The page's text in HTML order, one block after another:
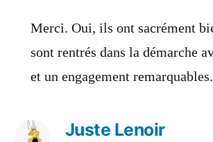
Merci. Oui, ils ont sacrément
sont rentrés dans la démarche
et un engagement remarquables.
Juste Lenoir